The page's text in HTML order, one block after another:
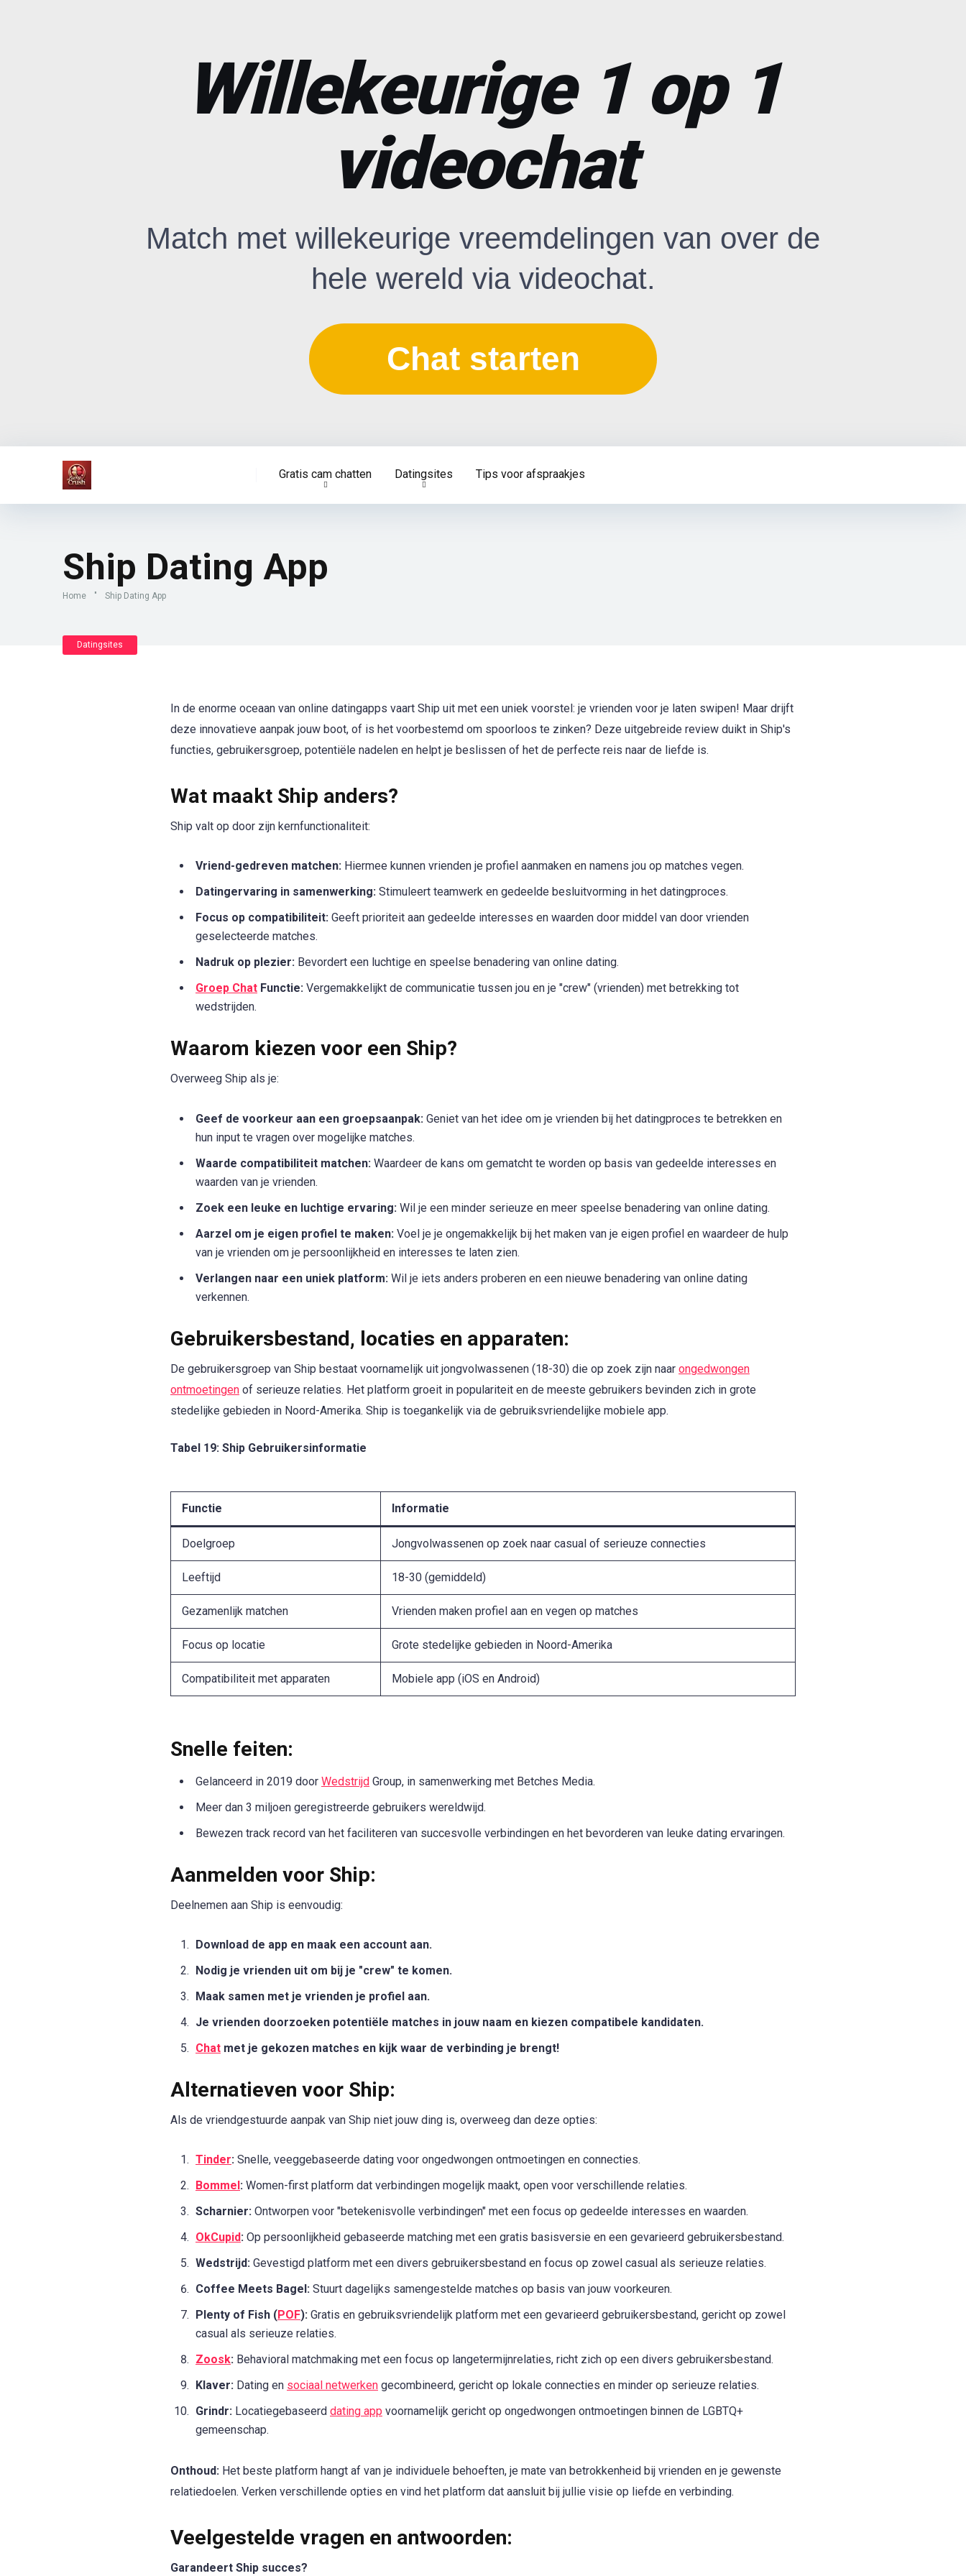
Willekeurige 1 op 1
videochat
Match met willekeurige vreemdelingen van over de
hele wereld via videochat.
Chat starten
Gratis cam chatten Datingsites Tips voor afspraakjes
Ship Dating App
Home " Ship Dating App
Datingsites
In de enorme oceaan van online datingapps vaart Ship uit met een uniek voorstel: je vrienden voor je laten swipen! Maar drijft
deze innovatieve aanpak jouw boot, of is het voorbestemd om spoorloos te zinken? Deze uitgebreide review duikt in Ship's
functies, gebruikersgroep, potentiële nadelen en helpt je beslissen of het de perfecte reis naar de liefde is.
Wat maakt Ship anders?
Ship valt op door zijn kernfunctionaliteit:
Vriend-gedreven matchen: Hiermee kunnen vrienden je profiel aanmaken en namens jou op matches vegen.
Datingervaring in samenwerking: Stimuleert teamwerk en gedeelde besluitvorming in het datingproces.
Focus op compatibiliteit: Geeft prioriteit aan gedeelde interesses en waarden door middel van door vrienden
geselecteerde matches.
Nadruk op plezier: Bevordert een luchtige en speelse benadering van online dating.
Groep Chat Functie: Vergemakkelijkt de communicatie tussen jou en je "crew" (vrienden) met betrekking tot
wedstrijden.
Waarom kiezen voor een Ship?
Overweeg Ship als je:
Geef de voorkeur aan een groepsaanpak: Geniet van het idee om je vrienden bij het datingproces te betrekken en
hun input te vragen over mogelijke matches.
Waarde compatibiliteit matchen: Waardeer de kans om gematcht te worden op basis van gedeelde interesses en
waarden van je vrienden.
Zoek een leuke en luchtige ervaring: Wil je een minder serieuze en meer speelse benadering van online dating.
Aarzel om je eigen profiel te maken: Voel je je ongemakkelijk bij het maken van je eigen profiel en waardeer de hulp
van je vrienden om je persoonlijkheid en interesses te laten zien.
Verlangen naar een uniek platform: Wil je iets anders proberen en een nieuwe benadering van online dating
verkennen.
Gebruikersbestand, locaties en apparaten:
De gebruikersgroep van Ship bestaat voornamelijk uit jongvolwassenen (18-30) die op zoek zijn naar ongedwongen
ontmoetingen of serieuze relaties. Het platform groeit in populariteit en de meeste gebruikers bevinden zich in grote
stedelijke gebieden in Noord-Amerika. Ship is toegankelijk via de gebruiksvriendelijke mobiele app.
Tabel 19: Ship Gebruikersinformatie
Functie Informatie
Doelgroep Jongvolwassenen op zoek naar casual of serieuze connecties
Leeftijd 18-30 (gemiddeld)
Gezamenlijk matchen Vrienden maken profiel aan en vegen op matches
Focus op locatie Grote stedelijke gebieden in Noord-Amerika
Compatibiliteit met apparaten Mobiele app (iOS en Android)
Snelle feiten:
Gelanceerd in 2019 door Wedstrijd Group, in samenwerking met Betches Media.
Meer dan 3 miljoen geregistreerde gebruikers wereldwijd.
Bewezen track record van het faciliteren van succesvolle verbindingen en het bevorderen van leuke dating ervaringen.
Aanmelden voor Ship:
Deelnemen aan Ship is eenvoudig:
Download de app en maak een account aan.
Nodig je vrienden uit om bij je "crew" te komen.
Maak samen met je vrienden je profiel aan.
Je vrienden doorzoeken potentiële matches in jouw naam en kiezen compatibele kandidaten.
Chat met je gekozen matches en kijk waar de verbinding je brengt!
Alternatieven voor Ship:
Als de vriendgestuurde aanpak van Ship niet jouw ding is, overweeg dan deze opties:
Tinder: Snelle, veeggebaseerde dating voor ongedwongen ontmoetingen en connecties.
Bommel : Women-first platform dat verbindingen mogelijk maakt, open voor verschillende relaties.
Scharnier: Ontworpen voor "betekenisvolle verbindingen" met een focus op gedeelde interesses en waarden.
OkCupid: Op persoonlijkheid gebaseerde matching met een gratis basisversie en een gevarieerd gebruikersbestand.
Wedstrijd: Gevestigd platform met een divers gebruikersbestand en focus op zowel casual als serieuze relaties.
Coffee Meets Bagel: Stuurt dagelijks samengestelde matches op basis van jouw voorkeuren.
Plenty of Fish (POF): Gratis en gebruiksvriendelijk platform met een gevarieerd gebruikersbestand, gericht op zowel
casual als serieuze relaties.
Zoosk: Behavioral matchmaking met een focus op langetermijnrelaties, richt zich op een divers gebruikersbestand.
Klaver: Dating en sociaal netwerken gecombineerd, gericht op lokale connecties en minder op serieuze relaties.
Grindr: Locatiegebaseerd dating app voornamelijk gericht op ongedwongen ontmoetingen binnen de LGBTQ+
gemeenschap.
Onthoud: Het beste platform hangt af van je individuele behoeften, je mate van betrokkenheid bij vrienden en je gewenste
relatiedoelen. Verken verschillende opties en vind het platform dat aansluit bij jullie visie op liefde en verbinding.
Veelgestelde vragen en antwoorden:
Garandeert Ship succes?